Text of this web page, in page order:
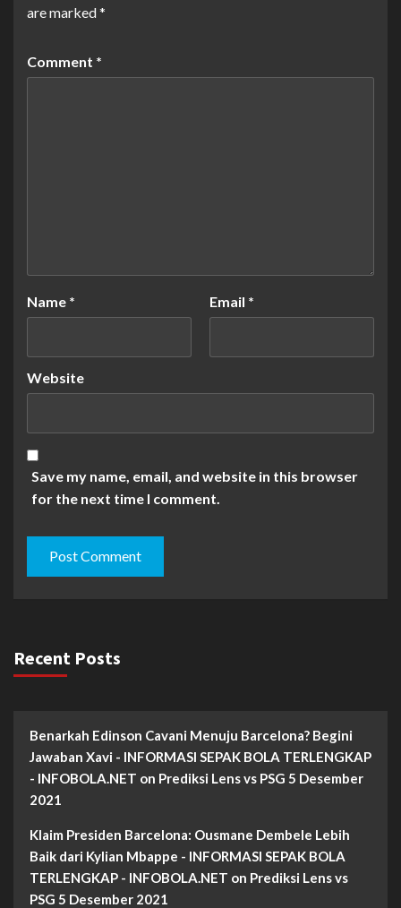
are marked*
Comment *
Name * Email *
Website
Save my name, email, and website in this browser
for the next time I comment.
Recent Posts
Benarkah Edinson Cavani Menuju Barcelona? Begini
Jawaban Xavi - INFORMASI SEPAK BOLA TERLENGKAP
- INFOBOLA.NET on Prediksi Lens vs PSG 5 Desember
2021
Klaim Presiden Barcelona: Ousmane Dembele Lebih
Baik dari Kylian Mbappe - INFORMASI SEPAK BOLA
TERLENGKAP - INFOBOLA.NET on Prediksi Lens vs
PSG 5 Desember 2021